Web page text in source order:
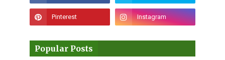
Popular Posts